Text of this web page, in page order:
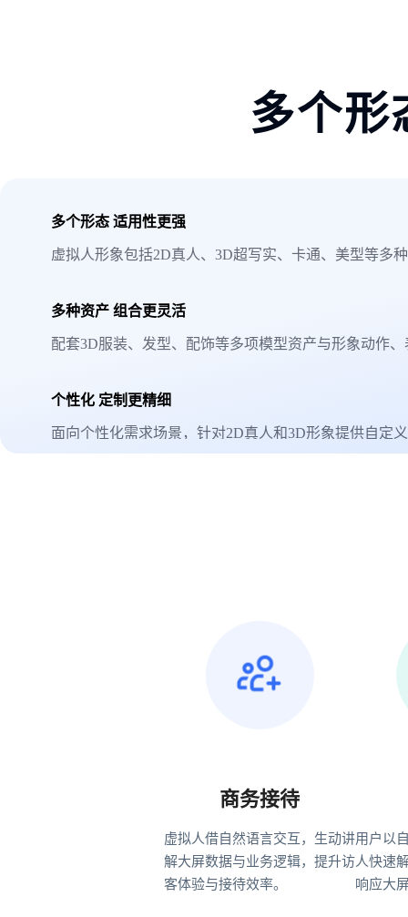
多个形
多个形态 适用性更强
虚拟人形象包括2D真人、3D超写实、卡通、美型等多
多种资产 组合更灵活
配套3D服装、发型、配饰等多项模型资产与形象动作
个性化 定制更精细
面向个性化需求场景，针对2D真人和3D形象提供自定
虚拟人形象的外在属性，完全定一个独一无二的虚拟人
商务接待
虚拟人借自然语言交互，生动讲
解大屏数据与业务逻辑，提升访
客体验与接待效率。
用户以
人快速
响应大